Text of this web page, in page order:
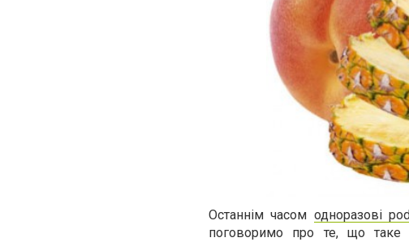
Останнім часом одноразові
поговоримо про те, що таке